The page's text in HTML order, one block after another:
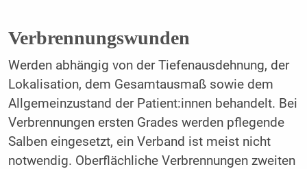
Verbrennungswunden
Werden abhängig von der Tiefenausdehnung, der
Lokalisation, dem Gesamtausmaß sowie dem
Allgemeinzustand der Patient:innen behandelt. Bei
Verbrennungen ersten Grades werden pflegende
Salben eingesetzt, ein Verband ist meist nicht
notwendig. Oberflächliche Verbrennungen zweiten